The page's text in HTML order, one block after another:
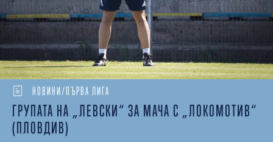
НОВИНИ/ПЪРВА ЛИГА
ГРУПАТА НА „ЛЕВСКИ“ ЗА МАЧА С „ЛОКОМОТИВ“
(ПЛОВДИВ)